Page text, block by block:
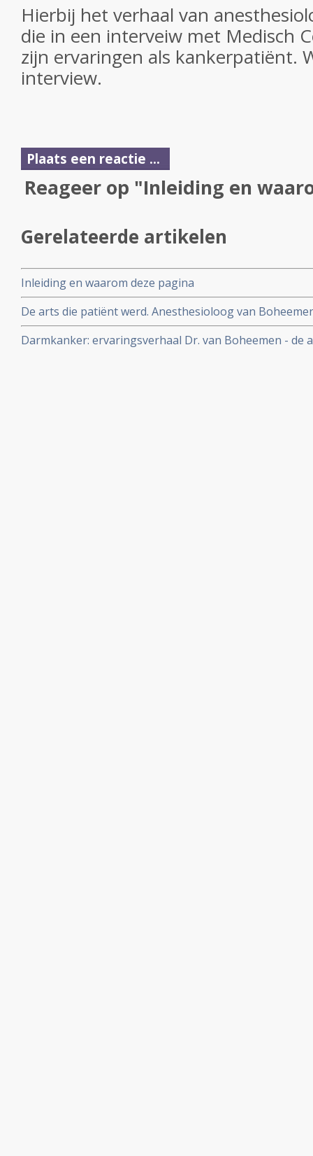
Hierbij het verhaal van
die in een interveiw met Medisch
zijn ervaringen als kankerpatiënt.
interview.
Plaats een reactie ...
Reageer op "Inleiding en
Gerelateerde artikelen
Inleiding en waarom deze pagina
De arts die patiënt werd. Anesthesioloog van
als ongeneeslijke kankerpatient en waarschuwt
verzakelijking van de gezondheidszorg.
Darmkanker: ervaringsverhaal Dr. van Boheemen - de